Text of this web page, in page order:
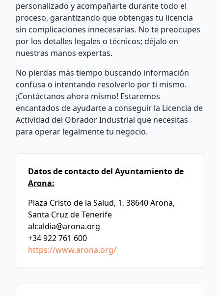
personalizado y acompañarte durante todo el
proceso, garantizando que obtengas tu licencia
sin complicaciones innecesarias. No te preocupes
por los detalles legales o técnicos; déjalo en
nuestras manos expertas.
No pierdas más tiempo buscando información
confusa o intentando resolverlo por ti mismo.
¡Contáctanos ahora mismo! Estaremos
encantados de ayudarte a conseguir la Licencia de
Actividad del Obrador Industrial que necesitas
para operar legalmente tu negocio.
Datos de contacto del Ayuntamiento de
Arona:
Plaza Cristo de la Salud, 1, 38640 Arona,
Santa Cruz de Tenerife
alcaldia@arona.org
+34 922 761 600
https://www.arona.org/